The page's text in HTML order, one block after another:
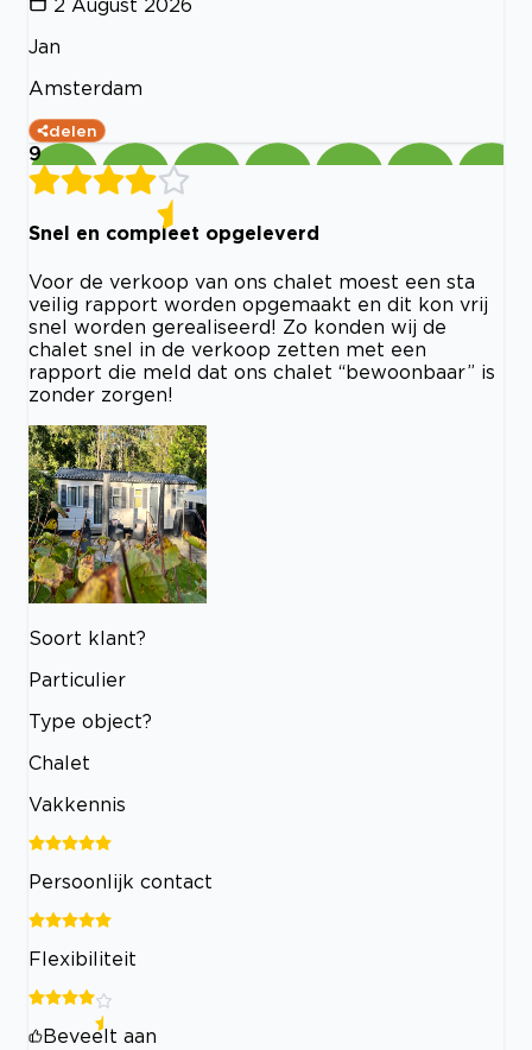
2 August 2026
Jan
Amsterdam
delen
9
Snel en compleet opgeleverd
Voor de verkoop van ons chalet moest een sta
veilig rapport worden opgemaakt en dit kon vrij
snel worden gerealiseerd! Zo konden wij de
chalet snel in de verkoop zetten met een
rapport die meld dat ons chalet “bewoonbaar” is
zonder zorgen!
Soort klant?
Particulier
Type object?
Chalet
Vakkennis
Persoonlijk contact
Flexibiliteit
Beveelt aan